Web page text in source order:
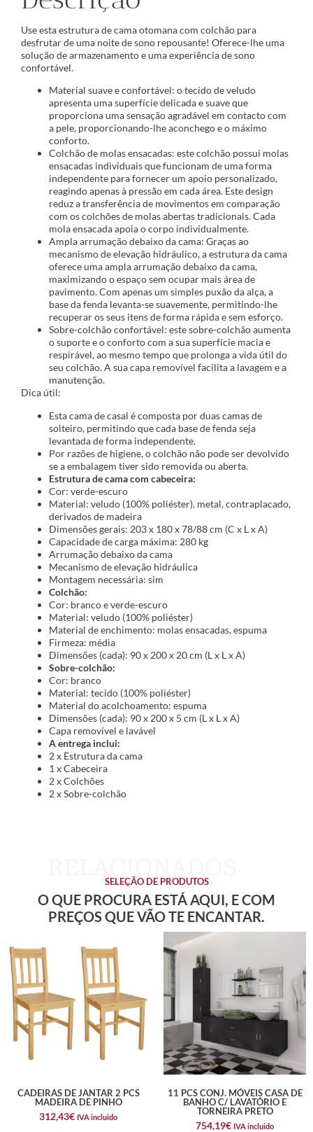
Use esta estrutura de cama otomana com colchão para
desfrutar de uma noite de sono repousante! Oferece-lhe uma
solução de armazenamento e uma experiência de sono
confortável.
Material suave e confortável: o tecido de veludo
apresenta uma superfície delicada e suave que
proporciona uma sensação agradável em contacto com
a pele, proporcionando-lhe aconchego e o máximo
conforto.
Colchão de molas ensacadas: este colchão possui molas
ensacadas individuais que funcionam de uma forma
independente para fornecer um apoio personalizado,
reagindo apenas à pressão em cada área. Este design
reduz a transferência de movimentos em comparação
com os colchões de molas abertas tradicionais. Cada
mola ensacada apoia o corpo individualmente.
Ampla arrumação debaixo da cama: Graças ao
mecanismo de elevação hidráulico, a estrutura da cama
oferece uma ampla arrumação debaixo da cama,
maximizando o espaço sem ocupar mais área de
pavimento. Com apenas um simples puxão da alça, a
base da fenda levanta-se suavemente, permitindo-lhe
recuperar os seus itens de forma rápida e sem esforço.
Sobre-colchão confortável: este sobre-colchão aumenta
o suporte e o conforto com a sua superfície macia e
respirável, ao mesmo tempo que prolonga a vida útil do
seu colchão. A sua capa removível facilita a lavagem e a
manutenção.
Dica útil:
Esta cama de casal é composta por duas camas de
solteiro, permitindo que cada base de fenda seja
levantada de forma independente.
Por razões de higiene, o colchão não pode ser devolvido
se a embalagem tiver sido removida ou aberta.
Estrutura de cama com cabeceira:
Cor: verde-escuro
Material: veludo (100% poliéster), metal, contraplacado,
derivados de madeira
Dimensões gerais: 203 x 180 x 78/88 cm (C x L x A)
Capacidade de carga máxima: 280 kg
Arrumação debaixo da cama
Mecanismo de elevação hidráulica
Montagem necessária: sim
Colchão:
Cor: branco e verde-escuro
Material: veludo (100% poliéster)
Material de enchimento: molas ensacadas, espuma
Firmeza: média
Dimensões (cada): 90 x 200 x 20 cm (L x L x A)
Sobre-colchão:
Cor: branco
Material: tecido (100% poliéster)
Material do acolchoamento: espuma
Dimensões (cada): 90 x 200 x 5 cm (L x L x A)
Capa removível e lavável
A entrega inclui:
2 x Estrutura da cama
1 x Cabeceira
2 x Colchões
2 x Sobre-colchão
SELEÇÃO DE PRODUTOS
O QUE PROCURA ESTÁ AQUI, E COM
PREÇOS QUE VÃO TE ENCANTAR.
CADEIRAS DE JANTAR 2 PCS
MADEIRA DE PINHO
312,43€ IVA incluido
11 PCS CONJ. MÓVEIS CASA DE
BANHO C/ LAVATÓRIO E
TORNEIRA PRETO
754,19€ IVA incluido